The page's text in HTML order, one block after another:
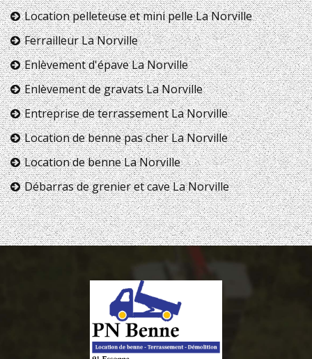
Location pelleteuse et mini pelle La Norville
Ferrailleur La Norville
Enlèvement d'épave La Norville
Enlèvement de gravats La Norville
Entreprise de terrassement La Norville
Location de benne pas cher La Norville
Location de benne La Norville
Débarras de grenier et cave La Norville